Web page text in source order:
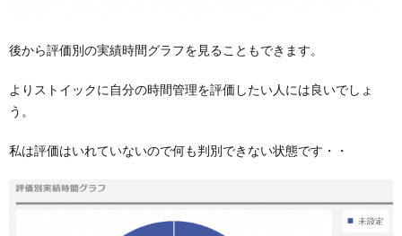
後から評価別の実績時間グラフを見ることもできます。
よりストイックに自分の時間管理を評価したい人には良いでしょ
う。
私は評価はいれていないので何も判別できない状態です・・